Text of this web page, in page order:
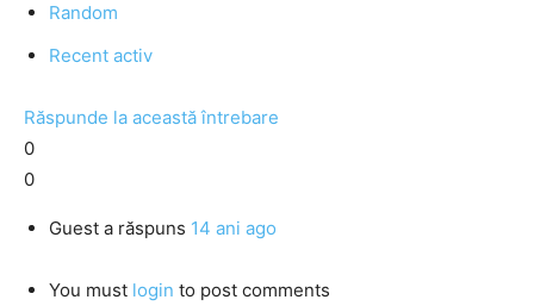
Random
Recent activ
Răspunde la această întrebare
0
0
Guest a răspuns 14 ani ago
You must login to post comments